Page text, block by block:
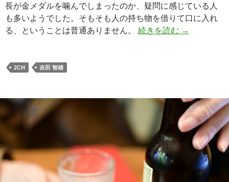
長が金メダルを噛んでしまったのか、疑問に感じている人
も多いようでした。そもそも人の持ち物を借りて口に入れ
る、ということは普通ありません。 続きを読む 2chで話題
→
2CH 吉田 智雄